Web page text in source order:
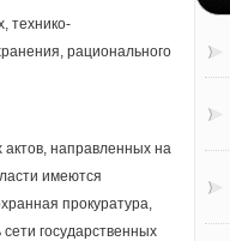
технико-
рационального
направленных на
имеются
прокуратура,
государственных